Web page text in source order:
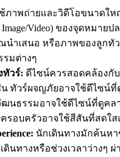
ภาพถ่ายและวิดีโอขนาดให
Image/Video) ของจุดหมายป
นำเสนอ หรือภาพของลูกทั
มต่างๆ
ทัวร์: ดีไซน์ควรสอดคล้องกั
ทัวร์ผจญภัยอาจใช้ดีไซน์
ฒนธรรมอาจใช้ดีไซน์ที่ดูคล
รอบครัวอาจใช้สีสันที่สดใ
นักเดินทางมักค้นห
นทางหรือช่วงเวลาว่างๆ ผ่